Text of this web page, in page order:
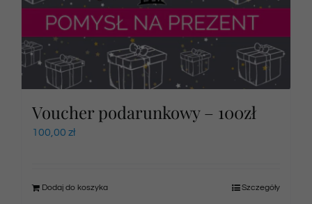
Voucher podarunkowy – 100zł
100,00 zł
Dodaj do koszyka Szczegóły